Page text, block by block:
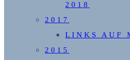
2018
2017
LINKS AUF
2015